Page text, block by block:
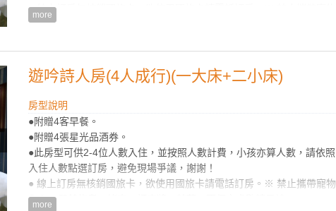
● 線上訂房無核銷國旅卡，欲使用國旅卡請電話訂房。※ 禁止攜帶寵物
入內、嚴禁炊煮、烤肉、打麻將、禁菸，不便之處敬請見諒。
※ 持住宿券之貴賓請來電049-2802166 預約訂房。
房型設施介紹
香格里拉音樂城堡首創「雙樓層」式的四人套房，每一個客房均擁有14
坪的超大空間。除了主臥室備有柔軟舒適的大型床舖外，步上客房內的
樓梯後，還有另一個附屬空間，設置兩組單人床。不管親子或朋友同
遊，都能共同享受更親密卻又不失個人隱私的渡假空間。
房型設備
more
遊吟詩人房(4人成行)(一大床+二小床)
房型說明
●附贈4客早餐。
●附贈4張星光品酒券。
●此房型可供2-4位人數入住，並按照人數計費，小孩亦算人數，請依照
入住人數點選訂房，避免現場爭議，謝謝！
● 線上訂房無核銷國旅卡，欲使用國旅卡請電話訂房。※ 禁止攜帶寵物
入內、嚴禁炊煮、烤肉、打麻將、禁菸，不便之處敬請見諒。
more